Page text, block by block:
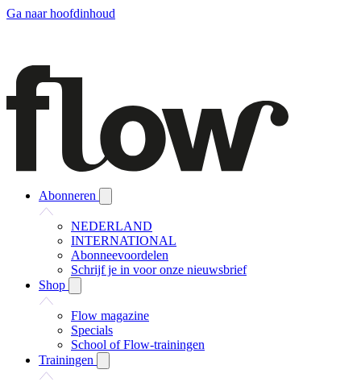
Ga naar hoofdinhoud
Abonneren
NEDERLAND
INTERNATIONAL
Abonneevoordelen
Schrijf je in voor onze nieuwsbrief
Shop
Flow magazine
Specials
School of Flow-trainingen
Trainingen